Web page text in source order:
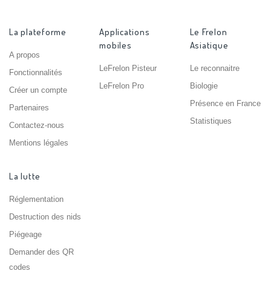
La plateforme
A propos
Fonctionnalités
Créer un compte
Partenaires
Contactez-nous
Mentions légales
Applications
mobiles
LeFrelon Pisteur
LeFrelon Pro
Le Frelon
Asiatique
Le reconnaitre
Biologie
Présence en France
Statistiques
La lutte
Réglementation
Destruction des nids
Piégeage
Demander des QR
codes